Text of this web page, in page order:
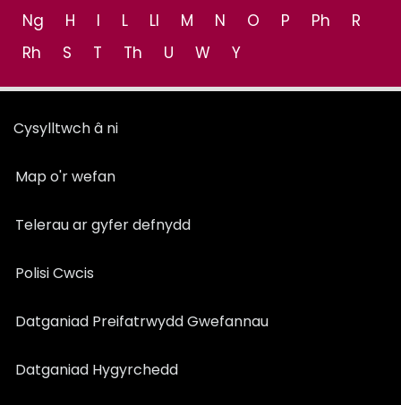
Ng
H I L Ll M N O P Ph
R
Rh
S T Th U W Y
Cysylltwch â ni
Map o'r wefan
Telerau ar gyfer defnydd
Polisi Cwcis
Datganiad Preifatrwydd Gwefannau
Datganiad Hygyrchedd